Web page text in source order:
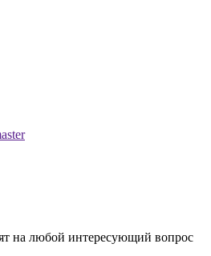
на любой интересующий вопрос